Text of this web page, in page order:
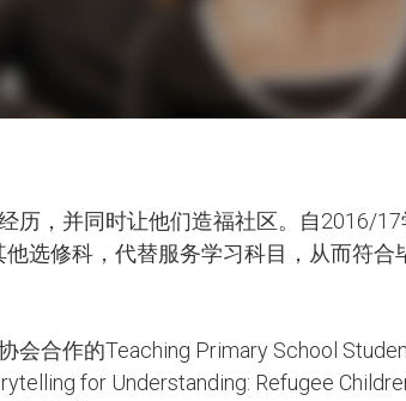
历，并同时让他们造福社区。自2016/
选修科，代替服务学习科目，从而符合
合作的Teaching Primary School
for Understanding: Refugee